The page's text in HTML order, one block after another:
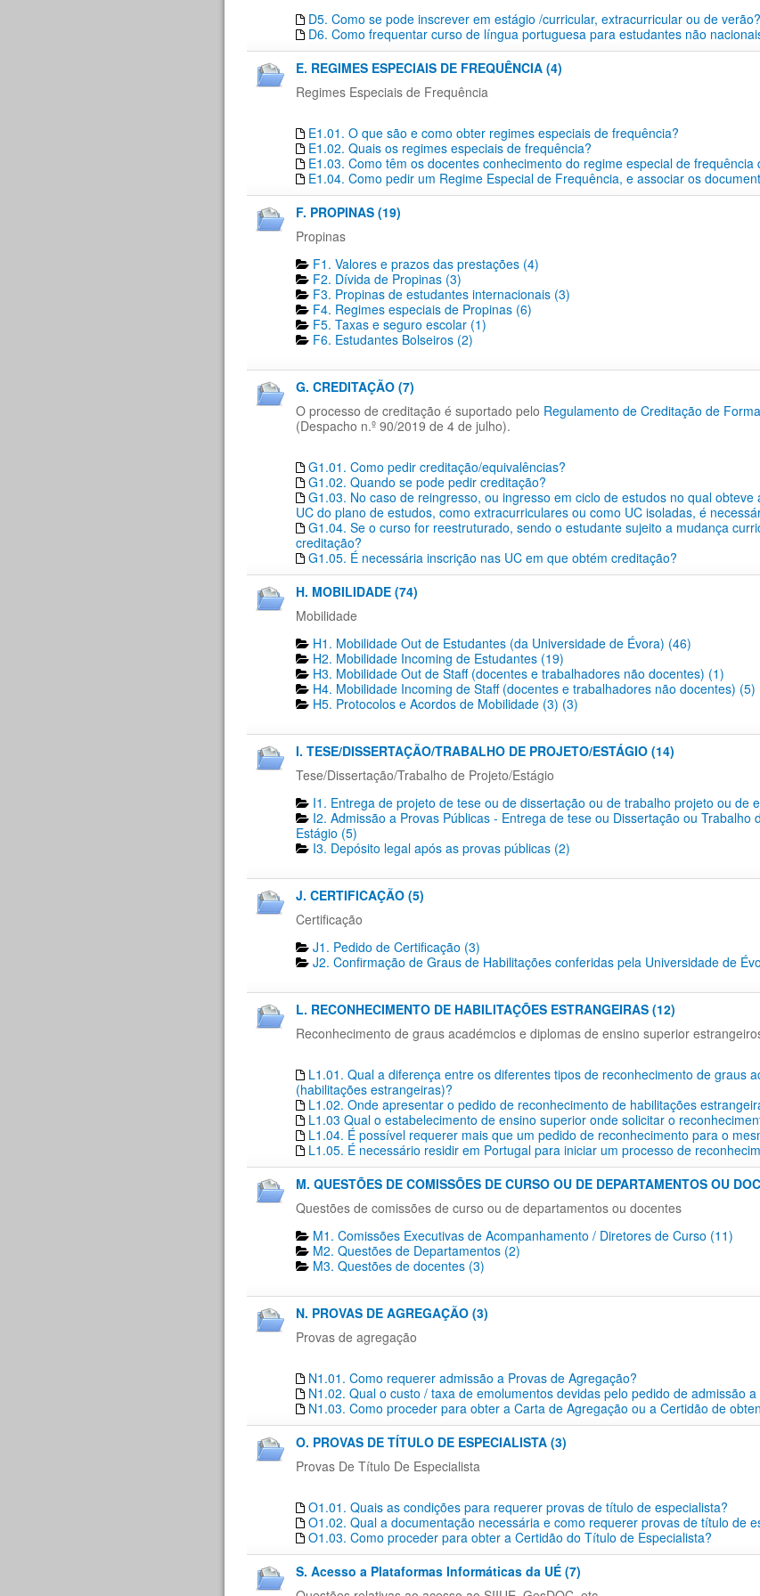
D5. Como se pode inscrever em estágio /curricular, extracurricular ou de verão?
D6. Como frequentar curso de língua portuguesa para estudantes não
E. REGIMES ESPECIAIS DE FREQUÊNCIA (4)
Regimes Especiais de Frequência
E1.01. O que são e como obter regimes especiais de frequência?
E1.02. Quais os regimes especiais de frequência?
E1.03. Como têm os docentes conhecimento do regime especial de
E1.04. Como pedir um Regime Especial de Frequência, e associar os
F. PROPINAS (19)
Propinas
F1. Valores e prazos das prestações (4)
F2. Dívida de Propinas (3)
F3. Propinas de estudantes internacionais (3)
F4. Regimes especiais de Propinas (6)
F5. Taxas e seguro escolar (1)
F6. Estudantes Bolseiros (2)
G. CREDITAÇÃO (7)
O processo de creditação é suportado pelo Regulamento de Creditação de
(Despacho n.º 90/2019 de 4 de julho).
G1.01. Como pedir creditação/equivalências?
G1.02. Quando se pode pedir creditação?
G1.03. No caso de reingresso, ou ingresso em ciclo de estudos no qual
UC do plano de estudos, como extracurriculares ou como UC isoladas, é
G1.04. Se o curso for reestruturado, sendo o estudante sujeito a mudança
creditação?
G1.05. É necessária inscrição nas UC em que obtém creditação?
H. MOBILIDADE (74)
Mobilidade
H1. Mobilidade Out de Estudantes (da Universidade de Évora) (46)
H2. Mobilidade Incoming de Estudantes (19)
H3. Mobilidade Out de Staff (docentes e trabalhadores não docentes) (1)
H4. Mobilidade Incoming de Staff (docentes e trabalhadores não docentes) (5)
H5. Protocolos e Acordos de Mobilidade (3) (3)
I. TESE/DISSERTAÇÃO/TRABALHO DE PROJETO/ESTÁGIO (14)
Tese/Dissertação/Trabalho de Projeto/Estágio
I1. Entrega de projeto de tese ou de dissertação ou de trabalho projeto ou de
I2. Admissão a Provas Públicas - Entrega de tese ou Dissertação ou Trabalho
Estágio (5)
I3. Depósito legal após as provas públicas (2)
J. CERTIFICAÇÃO (5)
Certificação
J1. Pedido de Certificação​ (3)
J2. Confirmação de Graus de Habilitações conferidas pela Universidade de
L. RECONHECIMENTO DE HABILITAÇÕES ESTRANGEIRAS (12)
Reconhecimento de graus académcios e diplomas de ensino superior
L1.01. Qual a diferença entre os diferentes tipos de reconhecimento de graus
(habilitações estrangeiras)?
L1.02. Onde apresentar o pedido de reconhecimento de habilitações
L1.03 Qual o estabelecimento de ensino superior onde solicitar o
L1.04. É possível requerer mais que um pedido de reconhecimento para o
L1.05. É necessário residir em Portugal para iniciar um processo de
M. QUESTÕES DE COMISSÕES DE CURSO OU DE DEPARTAMENTOS OU
Questões de comissões de curso ou de departamentos ou docentes
M1. Comissões Executivas de Acompanhamento / Diretores de Curso (11)
M2. Questões de Departamentos​ (2)
M3. Questões de docentes​ (3)
N. PROVAS DE AGREGAÇÃO (3)
Provas de agregação
N1.01. Como requerer admissão a Provas de Agregação?
N1.02. Qual o custo / taxa de emolumentos devidas pelo pedido de admissão a
N1.03. Como proceder para obter a Carta de Agregação ou a Certidão de
O. PROVAS DE TÍTULO DE ESPECIALISTA (3)
Provas De Título De Especialista
O1.01. Quais as condições para requerer provas de título de especialista?
O1.02. Qual a documentação necessária e como requerer provas de título de
O1.03. Como proceder para obter a Certidão do Título de Especialista?
S. Acesso a Plataformas Informáticas da UÉ (7)